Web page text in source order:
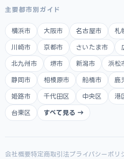
主要都市別ガイド
横浜市 大阪市 名古屋市 札
川崎市 京都市 さいたま市
北九州市 堺市 新潟市 浜松
静岡市 相模原市 船橋市 鹿
姫路市 千代田区 中央区 港
台東区 すべて見る →
会社概要特定商取引法プライバシーポリ